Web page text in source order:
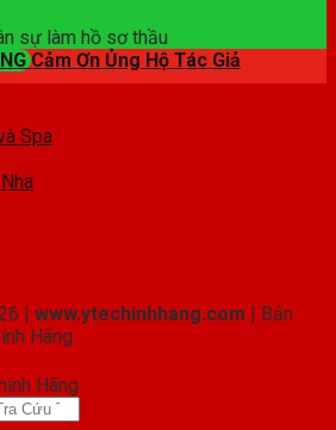
Cảm Ơn Ủng Hộ Tác Giả
Spa
|
www.ytechinhhang.com | Bản
Hãng